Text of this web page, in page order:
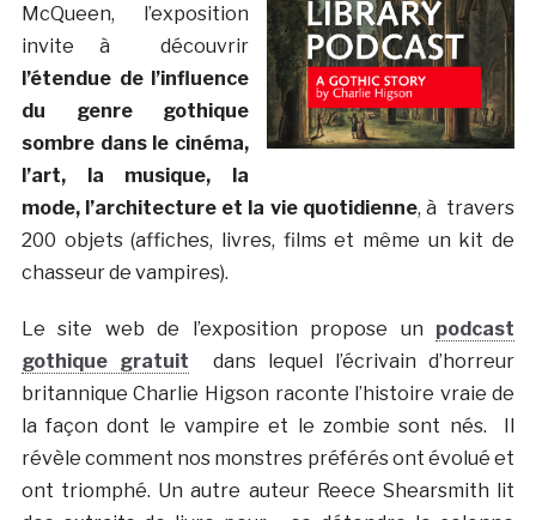
McQueen, l’exposition
invite à découvrir
l’étendue de l’influence
du genre gothique
sombre dans le cinéma,
l’art, la musique, la
mode, l’architecture et la vie quotidienne, à travers
200 objets (affiches, livres, films et même un kit de
chasseur de vampires).
Le site web de l’exposition propose un podcast
gothique gratuit dans lequel l’écrivain d’horreur
britannique Charlie Higson raconte l’histoire vraie de
la façon dont le vampire et le zombie sont nés. Il
révèle comment nos monstres préférés ont évolué et
ont triomphé. Un autre auteur Reece Shearsmith lit